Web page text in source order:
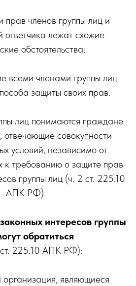
прав членов группы лиц и
ответчика лежат схожие
обстоятельства;
всеми членами группы лиц
защиты своих прав.
лиц понимаются граждане
отвечающие совокупности
условий, независимо от
к требованию о защите прав
группы лиц (ч. 2 ст. 225.10
АПК РФ).
интересов группы
обратиться
225.10 АПК РФ):
являющиеся